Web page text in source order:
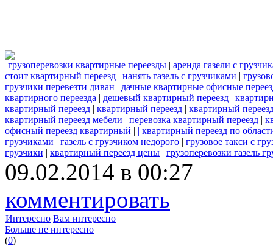
грузоперевозки квартирные переезды | аренда газели с
стоит квартирный переезд | нанять газель с грузчиками |
грузчики перевезти диван | дачные квартирные офисные
квартирного переезда | дешевый квартирный переезд |
квартирный переезд | квартирный переезд | квартирный
квартирный переезд мебели | перевозка квартирный переезд |
офисный переезд квартирный | | квартирный переезд по
грузчиками | газель с грузчиком недорого | грузовое такси с
грузчики | квартирный переезд цены | грузоперевозки газель
09.02.2014 в 00:27
комментировать
Интересно Вам интересно
Больше не интересно
(0)